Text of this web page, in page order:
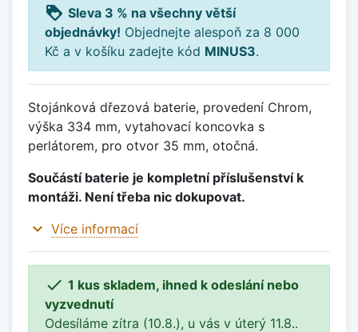
loyalty Sleva 3 % na všechny větší
objednávky! Objednejte alespoň za 8 000
Kč a v košíku zadejte kód MINUS3.
Stojánková dřezová baterie, provedení Chrom,
výška 334 mm, vytahovací koncovka s
perlátorem, pro otvor 35 mm, otočná.
Součástí baterie je kompletní příslušenství k
montáži. Není třeba nic dokupovat.
expand_more Více informací
 1 kus skladem, ihned k odeslání nebo
vyzvednutí
Odesíláme zítra (10.8.), u vás v úterý 11.8..